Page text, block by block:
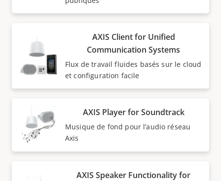
AXIS Client for Unified
Communication Systems
Flux de travail fluides basés sur le cloud
et configuration facile
AXIS Player for Soundtrack
Musique de fond pour l’audio réseau
Axis
AXIS Speaker Functionality for